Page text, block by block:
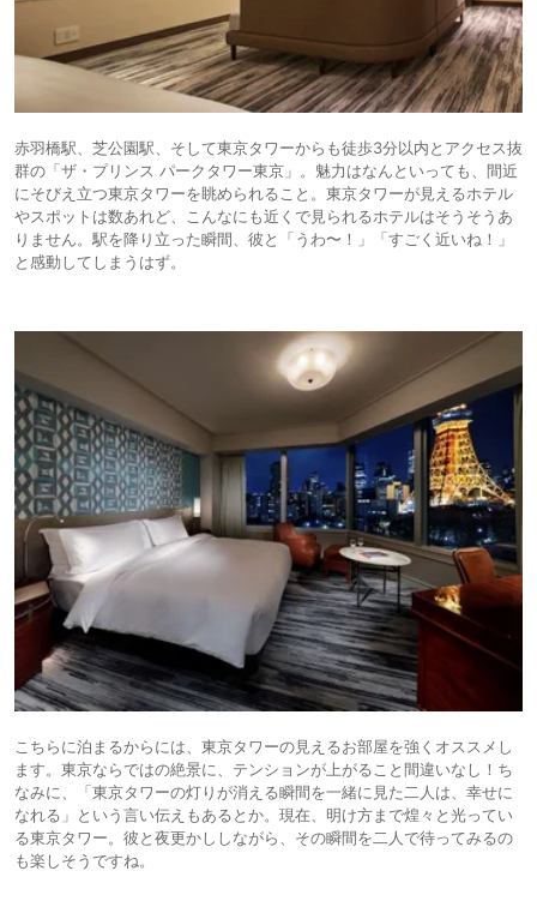
赤羽橋駅、芝公園駅、そして東京タワーからも徒歩3分以内とアクセス抜
群の「ザ・プリンス パークタワー東京」。魅力はなんといっても、間近
にそびえ立つ東京タワーを眺められること。東京タワーが見えるホテル
やスポットは数あれど、こんなにも近くで見られるホテルはそうそうあ
りません。駅を降り立った瞬間、彼と「うわ〜！」「すごく近いね！」
と感動してしまうはず。
こちらに泊まるからには、東京タワーの見えるお部屋を強くオススメし
ます。東京ならではの絶景に、テンションが上がること間違いなし！ち
なみに、「東京タワーの灯りが消える瞬間を一緒に見た二人は、幸せに
なれる」という言い伝えもあるとか。現在、明け方まで煌々と光ってい
る東京タワー。彼と夜更かししながら、その瞬間を二人で待ってみるの
も楽しそうですね。